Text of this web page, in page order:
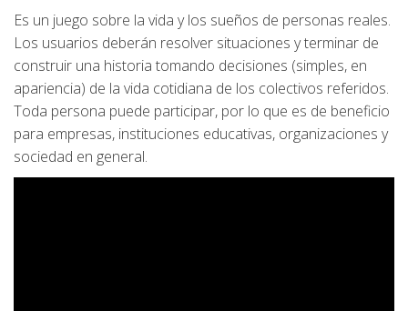
Es un juego sobre la vida y los sueños de personas reales.
Los usuarios deberán resolver situaciones y terminar de
construir una historia tomando decisiones (simples, en
apariencia) de la vida cotidiana de los colectivos referidos.
Toda persona puede participar, por lo que es de beneficio
para empresas, instituciones educativas, organizaciones y
sociedad en general.